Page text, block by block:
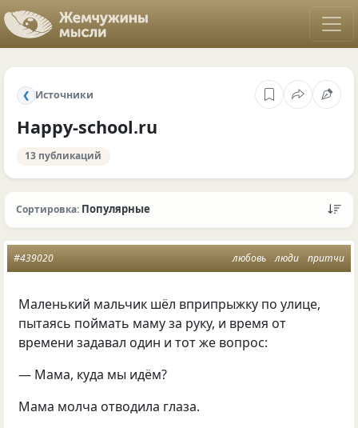
❮ Источники
Happy-school.ru
13 публикаций
Сортировка: Популярные
любовь люди притчи
#439020
Маленький мальчик шёл вприпрыжку по улице,
пытаясь поймать маму за руку, и время от
времени задавал один и тот же вопрос:
— Мама, куда мы идём?
Мама молча отводила глаза.